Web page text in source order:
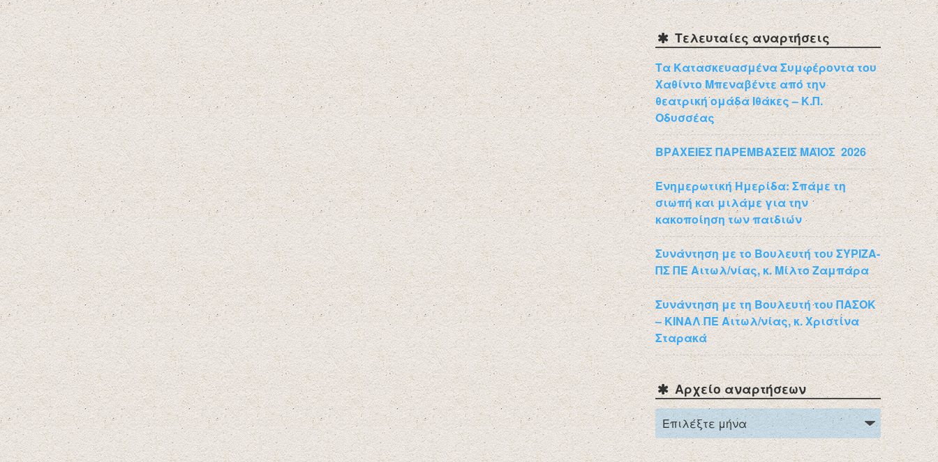
Τελευταίες αναρτήσεις
Τα Κατασκευασμένα Συμφέροντα του
Χαθίντο Μπεναβέντε από την
θεατρική ομάδα Ιθάκες – Κ.Π.
Οδυσσέας
ΒΡΑΧΕΙΕΣ ΠΑΡΕΜΒΑΣΕΙΣ ΜΑΪΟΣ 2026
Ενημερωτική Ημερίδα: Σπάμε τη
σιωπή και μιλάμε για την
κακοποίηση των παιδιών
Συνάντηση με το Βουλευτή του ΣΥΡΙΖΑ-
ΠΣ ΠΕ Αιτωλ/νίας, κ. Μίλτο Ζαμπάρα
Συνάντηση με τη Βουλευτή του ΠΑΣΟΚ
– ΚΙΝΑΛ ΠΕ Αιτωλ/νίας, κ. Χριστίνα
Σταρακά
Αρχείο αναρτήσεων